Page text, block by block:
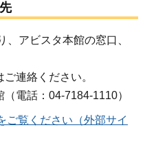
アビスタ本館の窓口、
連絡ください。
電話：04-7184-1110）
ご覧ください（外部サイ